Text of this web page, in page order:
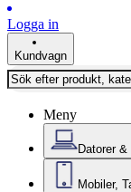
Logga in
Kundvagn
Meny
Datorer
Mobiler,